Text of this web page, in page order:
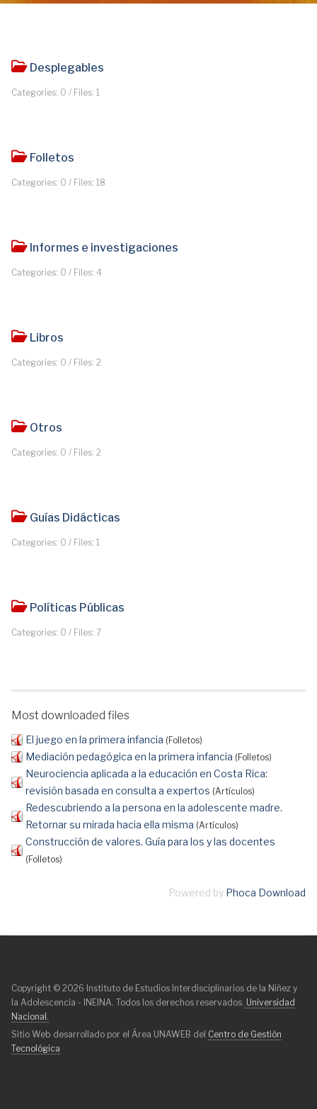
Desplegables
Categories: 0 / Files: 1
Folletos
Categories: 0 / Files: 18
Informes e investigaciones
Categories: 0 / Files: 4
Libros
Categories: 0 / Files: 2
Otros
Categories: 0 / Files: 2
Guías Didácticas
Categories: 0 / Files: 1
Políticas Públicas
Categories: 0 / Files: 7
Most downloaded files
El juego en la primera infancia (Folletos)
Mediación pedagógica en la primera infancia (Folletos)
Neurociencia aplicada a la educación en Costa Rica:
revisión basada en consulta a expertos (Artículos)
Redescubriendo a la persona en la adolescente madre.
Retornar su mirada hacia ella misma (Artículos)
Construcción de valores. Guía para los y las docentes
(Folletos)
Powered by Phoca Download
Copyright © 2026 Instituto de Estudios Interdisciplinarios de la Niñez y
la Adolescencia - INEINA. Todos los derechos reservados. Universidad
Nacional.
Sitio Web desarrollado por el Área UNAWEB del Centro de Gestión
Tecnológica